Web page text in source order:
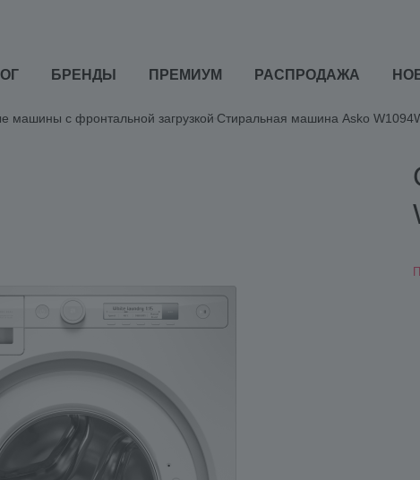
БРЕНДЫ ПРЕМИУМ РАСПРОДАЖА
машины с фронтальной загрузкой Стиральная машина Asko